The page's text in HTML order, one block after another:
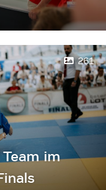
261
im